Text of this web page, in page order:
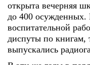
открыта вечерняя
до 400 осужденных.
воспитательной
диспуты по книгам,
выпускались